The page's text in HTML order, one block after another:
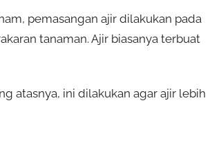
pemasangan ajir dilakukan pada
tanaman. Ajir biasanya terbuat
atasnya, ini dilakukan agar ajir lebih